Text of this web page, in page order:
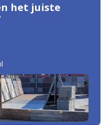
het juiste